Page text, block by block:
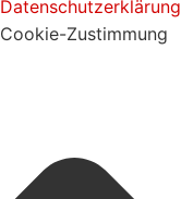
Datenschutzerklärung
Cookie-Zustimmung